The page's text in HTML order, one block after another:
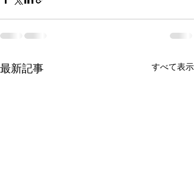
最新記事 すべて表示